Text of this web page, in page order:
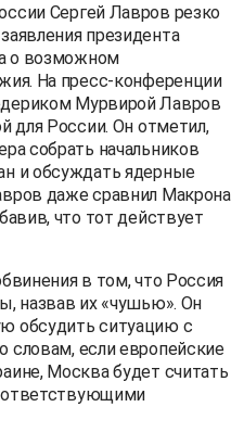
Сергей Лавров резко
президента
о возможном
На пресс-конференции
Мурвирой Лавров
для России. Он отметил,
собрать начальников
и обсуждать ядерные
даже сравнил Макрона
что тот действует
в том, что Россия
назвав их «чушью». Он
обсудить ситуацию с
если европейские
Москва будет считать